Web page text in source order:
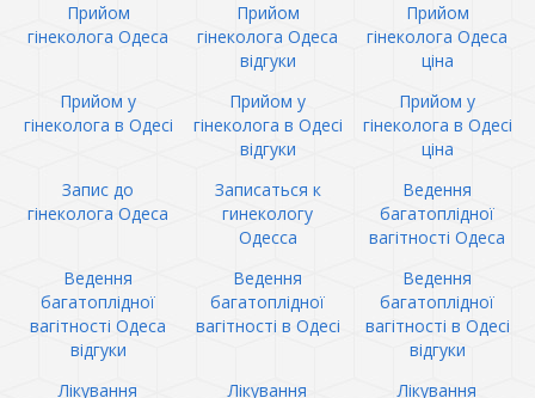
Прийом
гінеколога Одеса
Прийом
гінеколога Одеса
відгуки
Прийом
гінеколога Одеса
ціна
Прийом у
гінеколога в Одесі
Прийом у
гінеколога в Одесі
відгуки
Прийом у
гінеколога в Одесі
ціна
Запис до
гінеколога Одеса
Записаться к
гинекологу
Одесса
Ведення
багатоплідної
вагітності Одеса
Ведення
багатоплідної
вагітності Одеса
відгуки
Ведення
багатоплідної
вагітності в Одесі
Ведення
багатоплідної
вагітності в Одесі
відгуки
Лікування
Лікування
Лікування